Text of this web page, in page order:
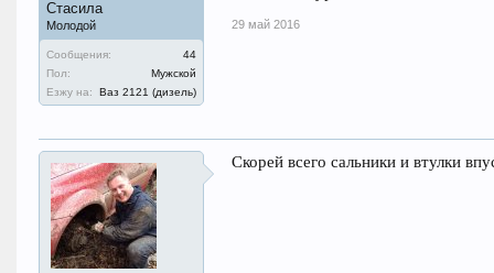
Стасила
Молодой
Сообщения:
44
Пол:
Мужской
Езжу на:
Ваз 2121 (дизель)
29 май 2016
Скорей всего сальники и втулки